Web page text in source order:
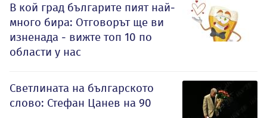
В кой град българите пият най-
много бира: Отговорът ще ви
изненада - вижте топ 10 по
области у нас
Светлината на българското
слово: Стефан Цанев на 90